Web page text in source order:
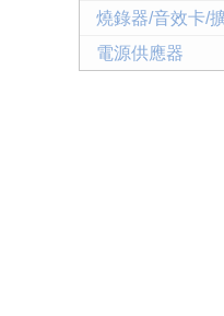
燒錄器/音效卡/
電源供應器